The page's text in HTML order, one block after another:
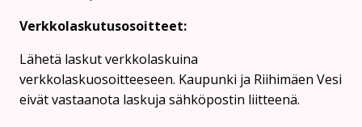
Verkkolaskutusosoitteet:
Lähetä laskut verkkolaskuina
verkkolaskuosoitteeseen. Kaupunki ja Riihimäen Vesi
eivät vastaanota laskuja sähköpostin liitteenä.